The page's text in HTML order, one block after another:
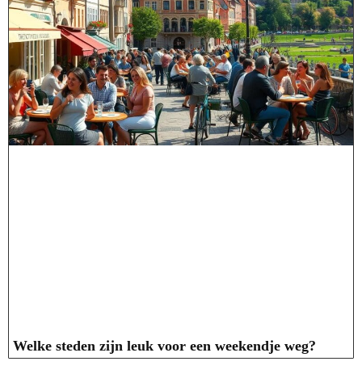
Welke steden zijn leuk voor een weekendje weg?